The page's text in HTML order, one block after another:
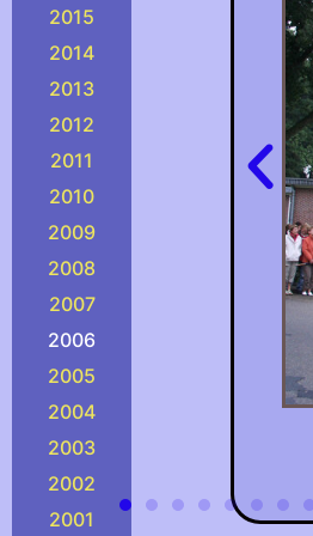
2015
2014
2013
2012
2011
2010
2009
2008
2007
2006
2005
2004
2003
2002
2001